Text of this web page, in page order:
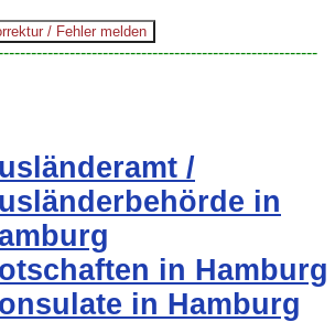
/
in
in Hamburg
in Hamburg